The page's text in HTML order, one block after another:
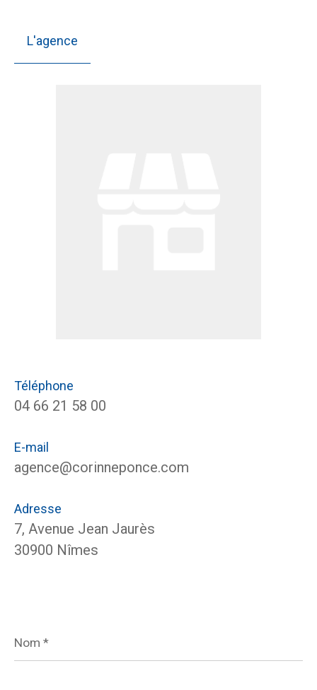
L'agence
Téléphone
04 66 21 58 00
E-mail
agence@corinneponce.com
Adresse
7, Avenue Jean Jaurès
30900 Nîmes
*